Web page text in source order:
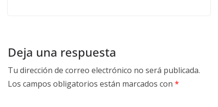
Deja una respuesta
Tu dirección de correo electrónico no será publicada.
Los campos obligatorios están marcados con *